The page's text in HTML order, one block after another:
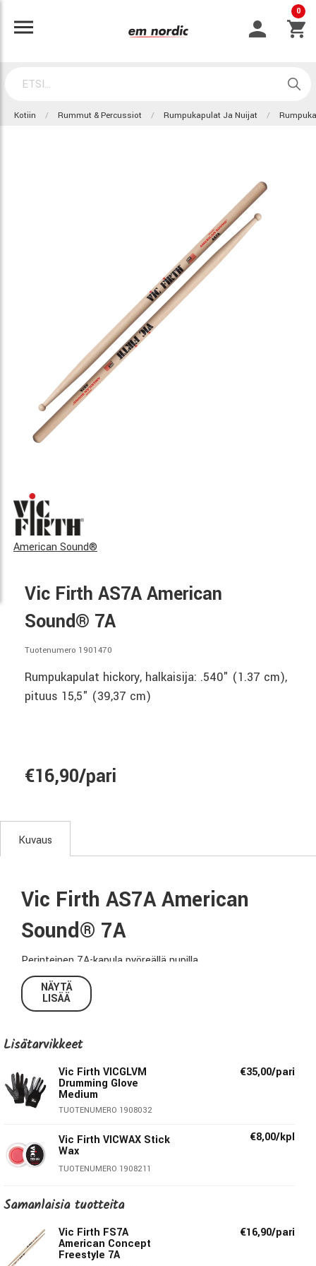
0
Kotiin Rummut & Percussiot Rumpukapulat Ja Nuijat
American Sound®
Vic Firth AS7A American
Sound® 7A
Tuotenumero 1901470
Rumpukapulat hickory, halkaisija: .540" (1.37 cm),
pituus 15,5" (39,37 cm)
€16,90/pari
Kuvaus
Vic Firth AS7A American
Sound® 7A
Perinteinen 7A-kapula pyöreällä nupilla.
American Sound®-sarjan kapulat ovat versioita American
Classic®-malleista varustettuna pallon muotoisilla nupeilla.
rumpujen ja symbaalien tarkkuutta ja selkeyttä. Tämä sarja
muuttamatta vanhan tutun kapulan hyväksi koettua
soittotuntumaa.
Tekniset tiedot:
Materiaali: Hikkori
Pituus:
15.5”/39.37cm
Nuppi:
Round
Viimeistely: Lakkaus
NÄYTÄ
LISÄÄ
Lisätarvikkeet
Vic Firth VICGLVM
Drumming Glove
Medium
TUOTENUMERO 1908032
€35,00/pari
Vic Firth VICWAX Stick
Wax
TUOTENUMERO 1908211
€8,00/kpl
Samanlaisia ​​tuotteita
Vic Firth FS7A
American Concept
Freestyle 7A
€16,90/pari